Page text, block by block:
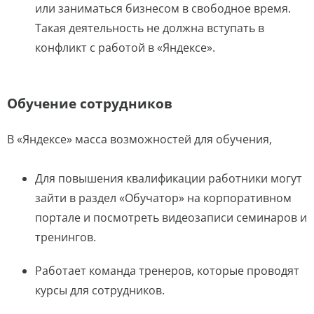
или заниматься бизнесом в свободное время.
Такая деятельность не должна вступать в
конфликт с работой в «Яндексе».
Обучение сотрудников
В «Яндексе» масса возможностей для обучения,
Для повышения квалификации работники могут
зайти в раздел «Обучатор» на корпоративном
портале и посмотреть видеозаписи семинаров и
тренингов.
Работает команда тренеров, которые проводят
курсы для сотрудников.